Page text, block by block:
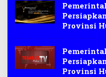
Provinsi
Provinsi